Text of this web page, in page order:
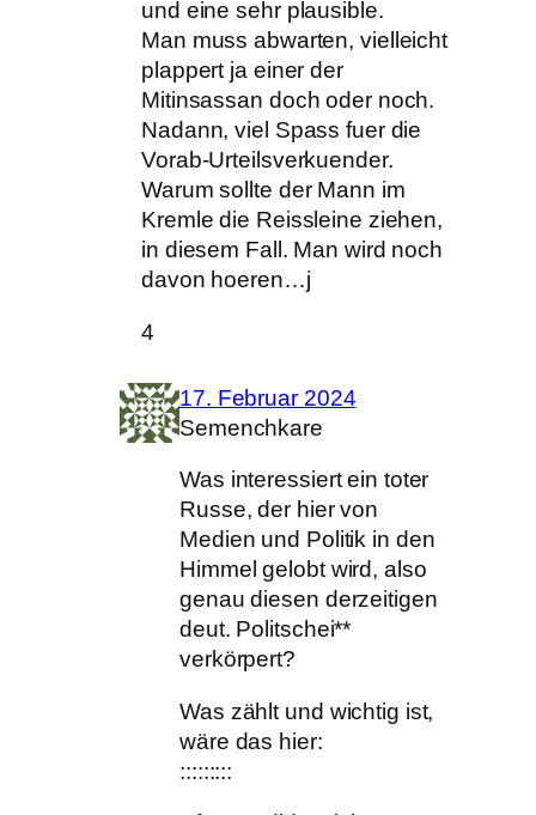
und eine sehr plausible.
Man muss abwarten, vielleicht
plappert ja einer der
Mitinsassan doch oder noch.
Nadann, viel Spass fuer die
Vorab-Urteilsverkuender.
Warum sollte der Mann im
Kremle die Reissleine ziehen,
in diesem Fall. Man wird noch
davon hoeren…j
4
17. Februar 2024
Semenchkare
Was interessiert ein toter
Russe, der hier von
Medien und Politik in den
Himmel gelobt wird, also
genau diesen derzeitigen
deut. Politschei**
verkörpert?
Was zählt und wichtig ist,
wäre das hier:
:::::::::